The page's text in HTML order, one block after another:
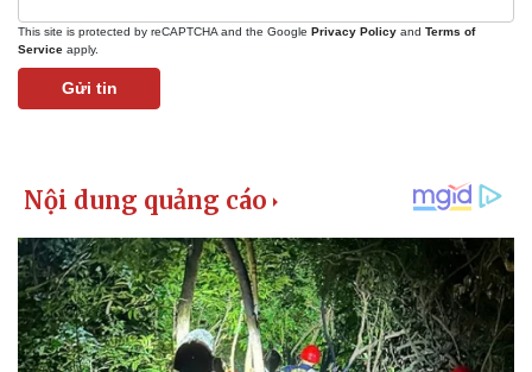
This site is protected by reCAPTCHA and the Google Privacy Policy and Terms of
Service apply.
Gửi tin